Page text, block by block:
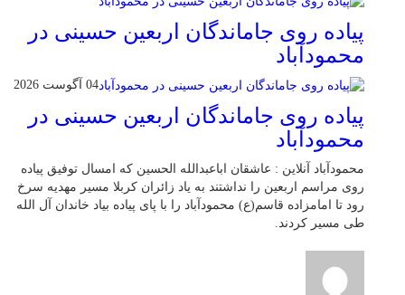
پیاده روی جاماندگان اربعین حسینی در
محمودآباد
04 آگوست 2026
پیاده روی جاماندگان اربعین حسینی در
محمودآباد
محمودآباد آنلاین : عاشقان اباعبدالله الحسین که امسال توفیق پیاده
روی مراسم اربعین را نداشتند به یاد زائران کربلا مسیر مهدیه سرخ
رود تا امامزاده قاسم(ع) محمودآباد را با پای پیاده بیاد خاندان آل الله
طی مسیر کردند.